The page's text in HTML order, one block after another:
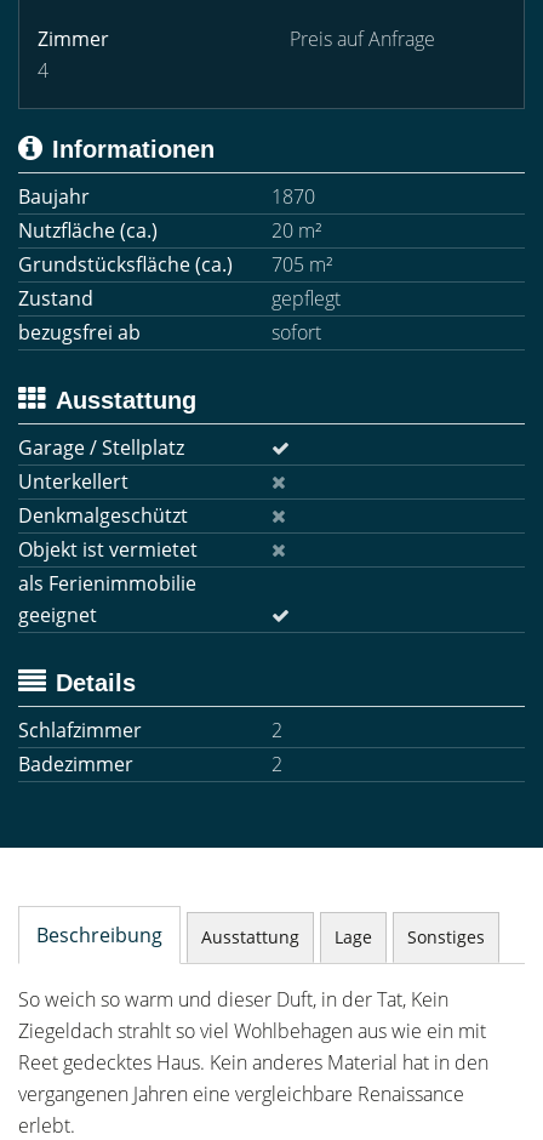
Zimmer
4
Preis auf Anfrage
Informationen
Baujahr
1870
Nutzfläche (ca.)
20 m²
Grundstücksfläche (ca.)
705 m²
Zustand
gepflegt
bezugsfrei ab
sofort
Ausstattung
Garage / Stellplatz
Unterkellert
Denkmalgeschützt
Objekt ist vermietet
als Ferienimmobilie
geeignet
Details
Schlafzimmer
2
Badezimmer
2
Beschreibung Ausstattung Lage Sonstiges
So weich so warm und dieser Duft, in der Tat, Kein
Ziegeldach strahlt so viel Wohlbehagen aus wie ein mit
Reet gedecktes Haus. Kein anderes Material hat in den
vergangenen Jahren eine vergleichbare Renaissance
erlebt.